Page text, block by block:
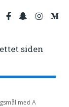
siden
med A